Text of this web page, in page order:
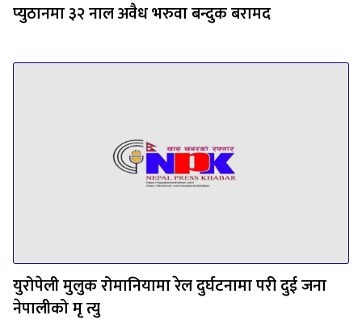
प्युठानमा ३२ नाल अवैध भरुवा बन्दुक बरामद
युरोपेली मुलुक रोमानियामा रेल दुर्घटनामा परी दुई जना
नेपालीको मृ त्यु